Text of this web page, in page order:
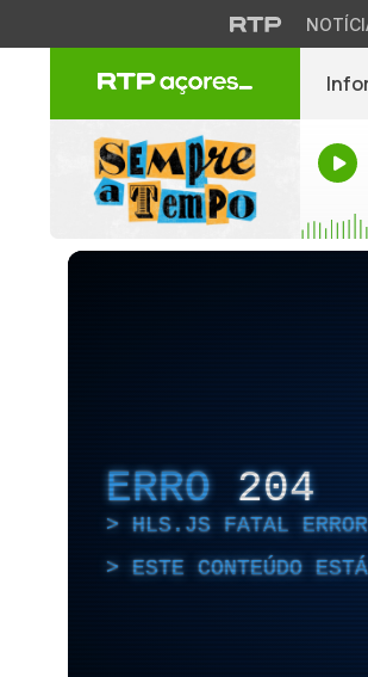
ERRO 204
HLS.JS FATAL
ESTE CONTEÚDO